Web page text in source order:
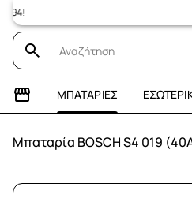
ΜΠΑΤΑΡΊΕΣ
Μπαταρία BOSCH S4 019